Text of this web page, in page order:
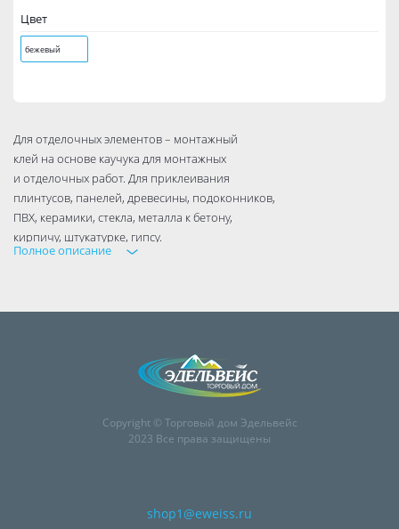
Цвет
бежевый
Для отделочных элементов – монтажный
клей на основе каучука для монтажных
и отделочных работ. Для приклеивания
плинтусов, панелей, древесины, подоконников,
ПВХ, керамики, стекла, металла к бетону,
кирпичу, штукатурке, гипсу.
ЭЛАСТИЧНЫЙ И ВОДОСТОЙКИЙ ШОВ
Рабочее время: 10-15 мин.
Температура хранения: от +5° C до +25° C
Термостойкость после полного отвердения от -20° C до +80° C
Полное описание
Copyright © Торговый дом Эдельвейс
2023 Все права защищены
shop1@eweiss.ru